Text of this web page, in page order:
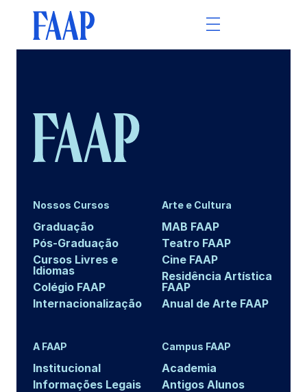
Nossos Cursos
Graduação
Pós-Graduação
Cursos Livres e
Idiomas
Colégio FAAP
Internacionalização
Arte e Cultura
MAB FAAP
Teatro FAAP
Cine FAAP
Residência Artística
FAAP
Anual de Arte FAAP
A FAAP
Institucional
Informações Legais
Campus FAAP
Academia
Antigos Alunos